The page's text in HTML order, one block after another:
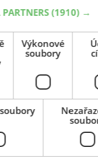
Expedujeme ještě
Na prodejně v Opavě 4 ks.
Continental
55 R18 109W
(1910) →
Výkonové
soubory